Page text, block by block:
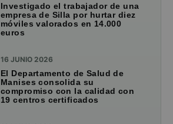
Investigado el trabajador de una
empresa de Silla por hurtar diez
móviles valorados en 14.000
euros
16 JUNIO 2026
El Departamento de Salud de
Manises consolida su
compromiso con la calidad con
19 centros certificados